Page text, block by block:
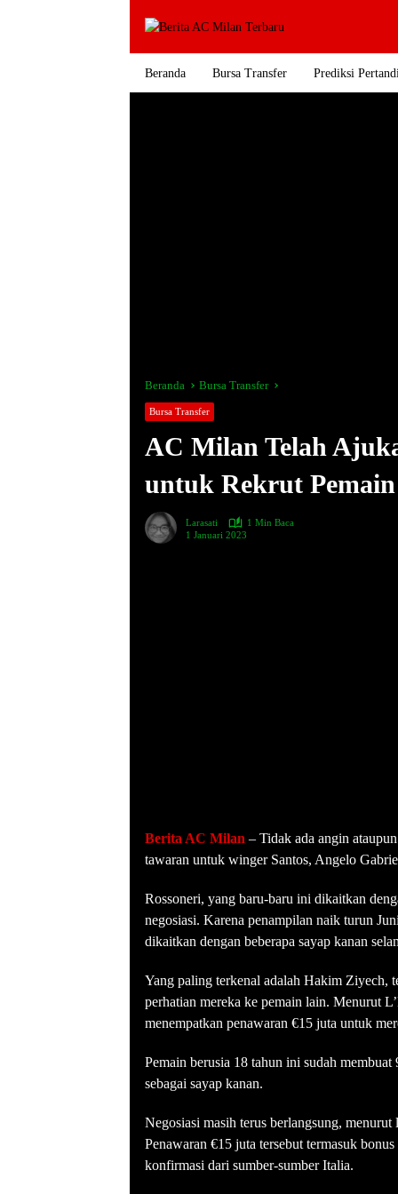
Beranda Bursa Transfer Prediksi
Beranda Bursa Transfer
Bursa Transfer
AC Milan Telah
untuk Rekrut
Larasati
1 Min Baca
1 Januari 2023
Berita AC Milan – Tidak ada angin
tawaran untuk winger Santos, Angelo
Rossoneri, yang baru-baru ini dikaitkan
negosiasi. Karena penampilan naik turun
dikaitkan dengan beberapa sayap kanan
Yang paling terkenal adalah Hakim Ziyech,
perhatian mereka ke pemain lain. Menurut
menempatkan penawaran €15 juta untuk
Pemain berusia 18 tahun ini sudah
sebagai sayap kanan.
Negosiasi masih terus berlangsung,
Penawaran €15 juta tersebut termasuk
konfirmasi dari sumber-sumber Italia.